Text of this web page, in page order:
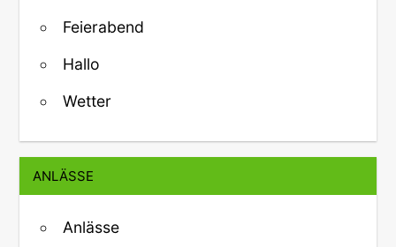
Feierabend
Hallo
Wetter
ANLÄSSE
Anlässe